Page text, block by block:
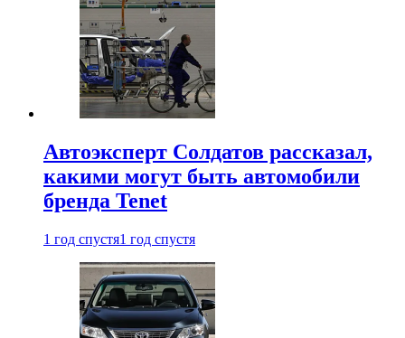
Автоэксперт Солдатов рассказал,
какими могут быть автомобили
бренда Tenet
1 год спустя1 год спустя